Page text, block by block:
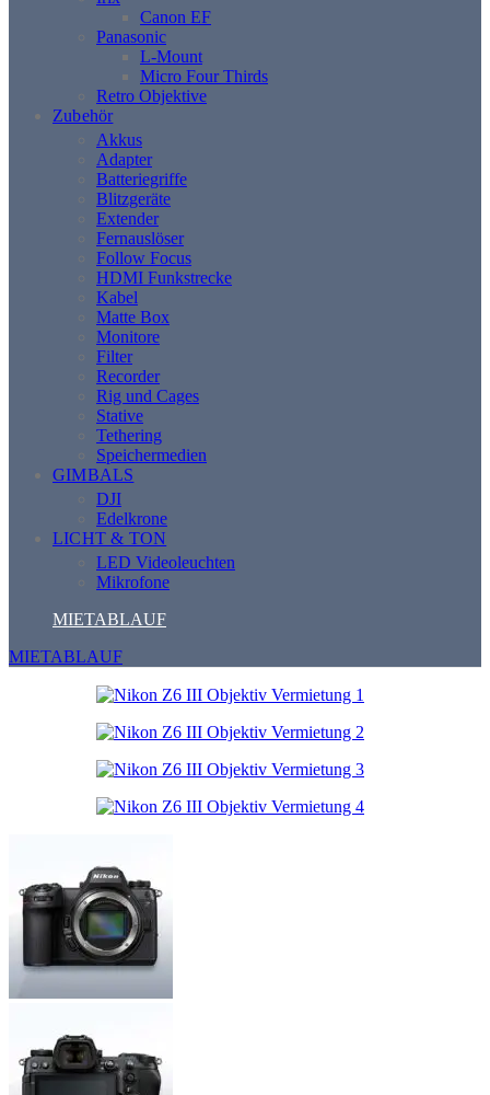
Canon EF
Panasonic
L-Mount
Micro Four Thirds
Retro Objektive
Zubehör
Akkus
Adapter
Batteriegriffe
Blitzgeräte
Extender
Fernauslöser
Follow Focus
HDMI Funkstrecke
Kabel
Matte Box
Monitore
Filter
Recorder
Rig und Cages
Stative
Tethering
Speichermedien
GIMBALS
DJI
Edelkrone
LICHT & TON
LED Videoleuchten
Mikrofone
MIETABLAUF
MIETABLAUF